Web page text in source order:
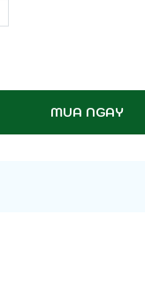
MUA NGAY